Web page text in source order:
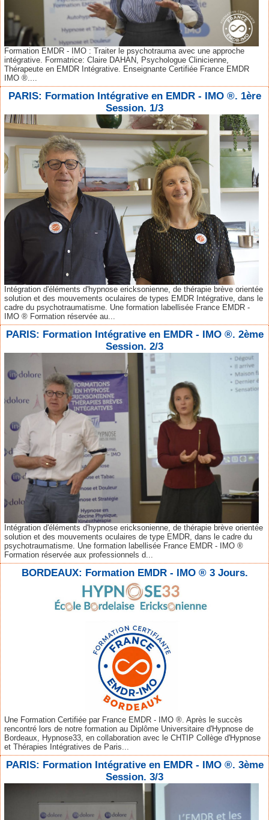
Formation EMDR - IMO : Traiter le psychotrauma avec une approche
intégrative. Formatrice: Claire DAHAN, Psychologue Clinicienne,
Thérapeute en EMDR Intégrative. Enseignante Certifiée France EMDR
IMO ®....
PARIS: Formation Intégrative en EMDR - IMO ®. 1ère
Session. 1/3
Intégration d'éléments d'hypnose ericksonienne, de thérapie brève orientée
solution et des mouvements oculaires de types EMDR Intégrative, dans le
cadre du psychotraumatisme. Une formation labellisée France EMDR -
IMO ® Formation réservée au...
PARIS: Formation Intégrative en EMDR - IMO ®. 2ème
Session. 2/3
Intégration d'éléments d'hypnose ericksonienne, de thérapie brève orientée
solution et des mouvements oculaires de type EMDR, dans le cadre du
psychotraumatisme. Une formation labellisée France EMDR - IMO ®
Formation réservée aux professionnels d...
BORDEAUX: Formation EMDR - IMO ® 3 Jours.
Une Formation Certifiée par France EMDR - IMO ®. Après le succès
rencontré lors de notre formation au Diplôme Universitaire d'Hypnose de
Bordeaux, Hypnose33, en collaboration avec le CHTIP Collège d'Hypnose
et Thérapies Intégratives de Paris...
PARIS: Formation Intégrative en EMDR - IMO ®. 3ème
Session. 3/3